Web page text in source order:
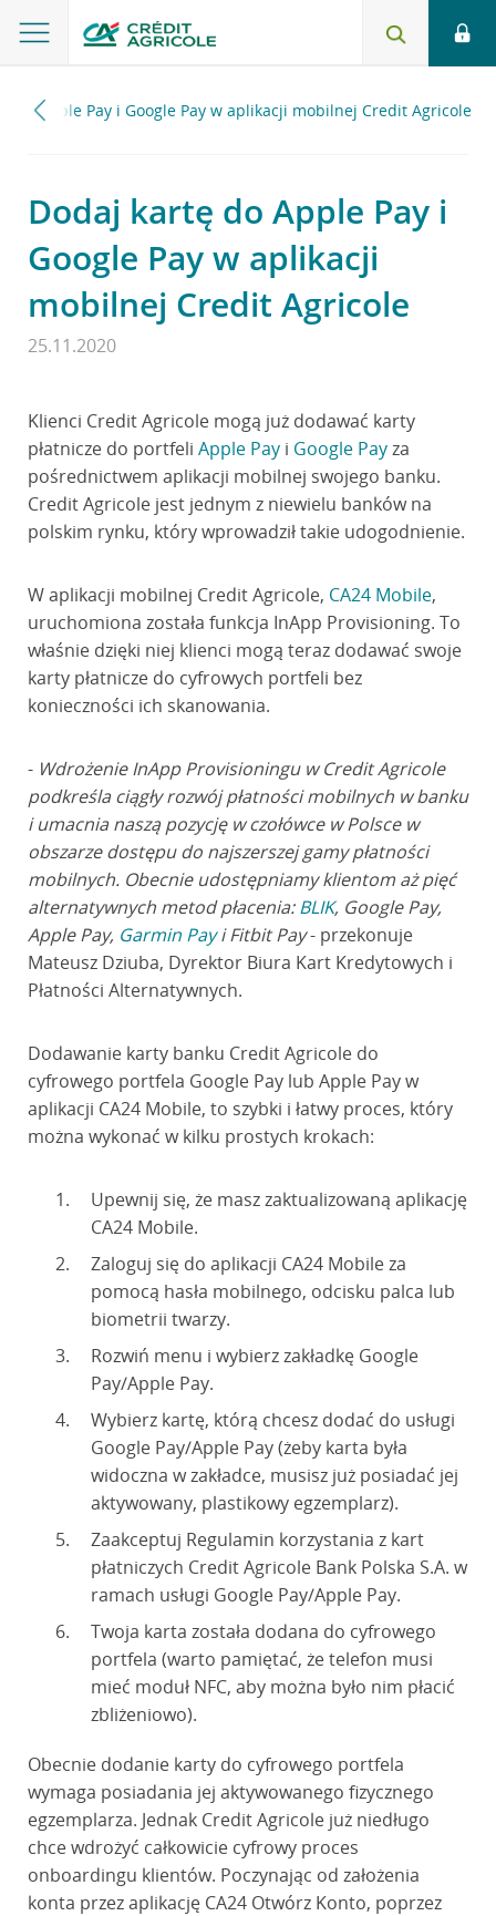
do Apple Pay i Google Pay w aplikacji mobilnej Credit Agricole
Dodaj kartę do Apple Pay i
Google Pay w aplikacji
mobilnej Credit Agricole
25.11.2020
Klienci Credit Agricole mogą już dodawać karty
płatnicze do portfeli Apple Payi Google Payza
pośrednictwem aplikacji mobilnej swojego banku.
Credit Agricole jest jednym z niewielu banków na
polskim rynku, który wprowadził takie udogodnienie.
W aplikacji mobilnej Credit Agricole, CA24 Mobile,
uruchomiona została funkcja InApp Provisioning. To
właśnie dzięki niej klienci mogą teraz dodawać swoje
karty płatnicze do cyfrowych portfeli bez
konieczności ich skanowania.
- Wdrożenie InApp Provisioningu w Credit Agricole
podkreśla ciągły rozwój płatności mobilnych w banku
i umacnia naszą pozycję w czołówce w Polsce w
obszarze dostępu do najszerszej gamy płatności
mobilnych. Obecnie udostępniamy klientom aż pięć
alternatywnych metod płacenia:BLIK, Google Pay,
Apple Pay, Garmin Payi Fitbit Pay- przekonuje
Mateusz Dziuba, Dyrektor Biura Kart Kredytowych i
Płatności Alternatywnych.
Dodawanie karty banku Credit Agricole do
cyfrowego portfela Google Pay lub Apple Pay w
aplikacji CA24 Mobile, to szybki i łatwy proces, który
można wykonać w kilku prostych krokach:
Upewnij się, że masz zaktualizowaną aplikację
CA24 Mobile.
Zaloguj się do aplikacji CA24 Mobile za
pomocą hasła mobilnego, odcisku palca lub
biometrii twarzy.
Rozwiń menu i wybierz zakładkę Google
Pay/Apple Pay.
Wybierz kartę, którą chcesz dodać do usługi
Google Pay/Apple Pay (żeby karta była
widoczna w zakładce, musisz już posiadać jej
aktywowany, plastikowy egzemplarz).
Zaakceptuj Regulamin korzystania z kart
płatniczych Credit Agricole Bank Polska S.A. w
ramach usługi Google Pay/Apple Pay.
Twoja karta została dodana do cyfrowego
portfela (warto pamiętać, że telefon musi
mieć moduł NFC, aby można było nim płacić
zbliżeniowo).
Obecnie dodanie karty do cyfrowego portfela
wymaga posiadania jej aktywowanego fizycznego
egzemplarza. Jednak Credit Agricole już niedługo
chce wdrożyć całkowicie cyfrowy proces
onboardingu klientów. Poczynając od założenia
konta przez aplikację CA24 Otwórz Konto, poprzez